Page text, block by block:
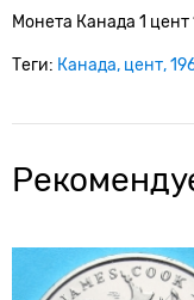
Монета Канада 1 цент
Теги: Канада цент